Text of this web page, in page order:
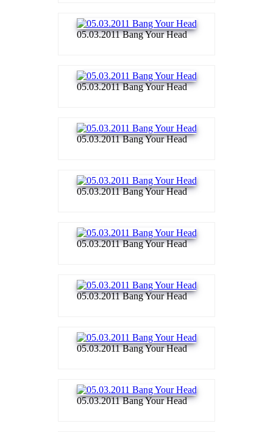
05.03.2011 Bang Your Head
05.03.2011 Bang Your Head
05.03.2011 Bang Your Head
05.03.2011 Bang Your Head
05.03.2011 Bang Your Head
05.03.2011 Bang Your Head
05.03.2011 Bang Your Head
05.03.2011 Bang Your Head